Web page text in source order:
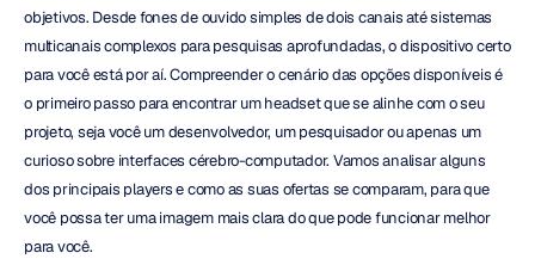
objetivos. Desde fones de ouvido simples de dois canais até sistemas
multicanais complexos para pesquisas aprofundadas, o dispositivo certo
para você está por aí. Compreender o cenário das opções disponíveis é
o primeiro passo para encontrar um headset que se alinhe com o seu
projeto, seja você um desenvolvedor, um pesquisador ou apenas um
curioso sobre interfaces cérebro-computador. Vamos analisar alguns
dos principais players e como as suas ofertas se comparam, para que
você possa ter uma imagem mais clara do que pode funcionar melhor
para você.